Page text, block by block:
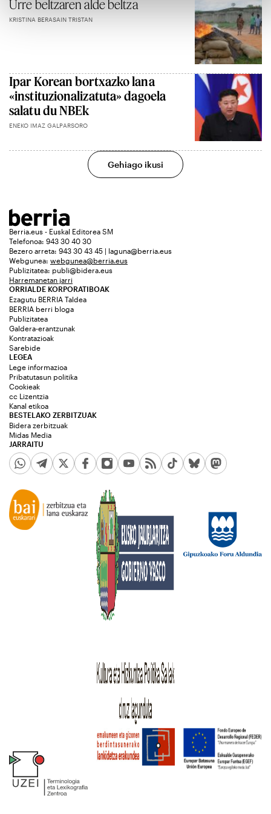
Urre beltzaren alde beltza
KRISTINA BERASAIN TRISTAN
Ipar Korean bortxazko lana
«instituzionalizatuta» dagoela
salatu du NBEk
ENEKO IMAZ GALPARSORO
Gehiago ikusi
Berria.eus - Euskal Editorea SM
Telefonoa: 943 30 40 30
Bezero arreta: 943 30 43 45 | laguna@berria.eus
Webgunea: webgunea@berria.eus
Publizitatea: publi@bidera.eus
Harremanetan jarri
ORRIALDE KORPORATIBOAK
Ezagutu BERRIA Taldea
BERRIA berri bloga
Publizitatea
Galdera-erantzunak
Kontratazioak
Sarebide
JARRAITU
LEGEA
Lege informazioa
Pribatutasun politika
Cookieak
cc Lizentzia
Kanal etikoa
BESTELAKO ZERBITZUAK
Bidera zerbitzuak
Midas Media